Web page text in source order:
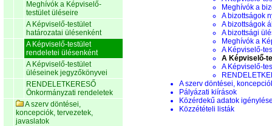
Meghívók a Képviselő-
testület üléseire
A Képviselő-testület
határozatai ülésenként
A Képviselő-testület
rendeletei ülésenként
A Képviselő-testület
üléseinek jegyzőkönyvei
RENDELETKERESŐ
Önkormányzati rendeletek
A szerv döntései,
koncepciók, tervezetek,
javaslatok
Meghívók a
A bizottságok
A bizottságok
A bizottsági
Meghívók a
A Képviselő-
A Képviselő-
A Képviselő-
A szerv döntései,
Pályázati kiírások
Közérdekű adatok
Közzétételi listák